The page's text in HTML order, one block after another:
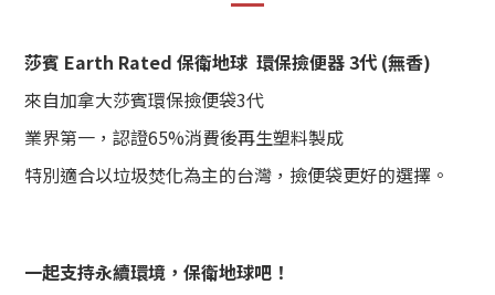
莎賓 Earth Rated 保衛地球 環保撿便器 3代 (無香)
來自加拿大莎賓環保撿便袋3代
業界第一，認證65%消費後再生塑料製成
特別適合以垃圾焚化為主的台灣，撿便袋更好的選擇。
一起支持永續環境，保衛地球吧！